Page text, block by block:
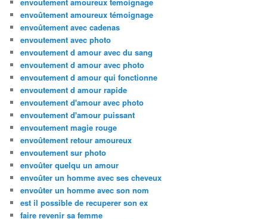
envoutement amoureux temoignage
envoûtement amoureux témoignage
envoûtement avec cadenas
envoutement avec photo
envoutement d amour avec du sang
envoutement d amour avec photo
envoutement d amour qui fonctionne
envoutement d amour rapide
envoutement d'amour avec photo
envoutement d'amour puissant
envoutement magie rouge
envoûtement retour amoureux
envoutement sur photo
envoûter quelqu un amour
envoûter un homme avec ses cheveux
envoûter un homme avec son nom
est il possible de recuperer son ex
faire revenir sa femme